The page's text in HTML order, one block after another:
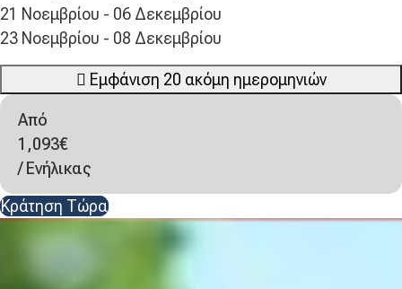
21 Νοεμβρίου - 06 Δεκεμβρίου
23 Νοεμβρίου - 08 Δεκεμβρίου
Εμφάνιση 20 ακόμη ημερομηνιών
Από
1,093€
/ Ενήλικας
Κράτηση Τώρα